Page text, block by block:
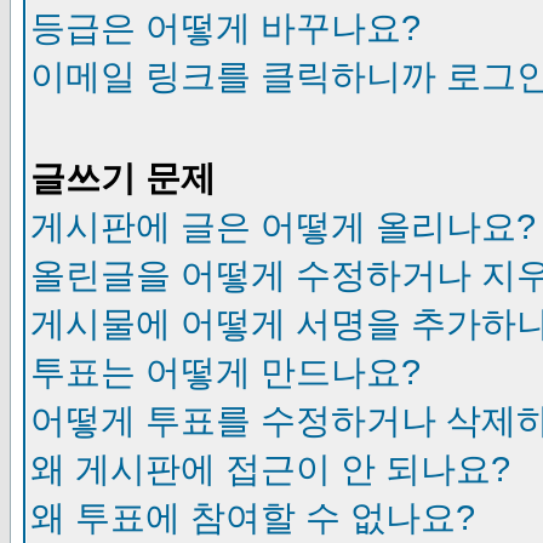
등급은 어떻게 바꾸나요?
이메일 링크를 클릭하니까 로그
글쓰기 문제
게시판에 글은 어떻게 올리나요?
올린글을 어떻게 수정하거나 지
게시물에 어떻게 서명을 추가하
투표는 어떻게 만드나요?
어떻게 투표를 수정하거나 삭제
왜 게시판에 접근이 안 되나요?
왜 투표에 참여할 수 없나요?